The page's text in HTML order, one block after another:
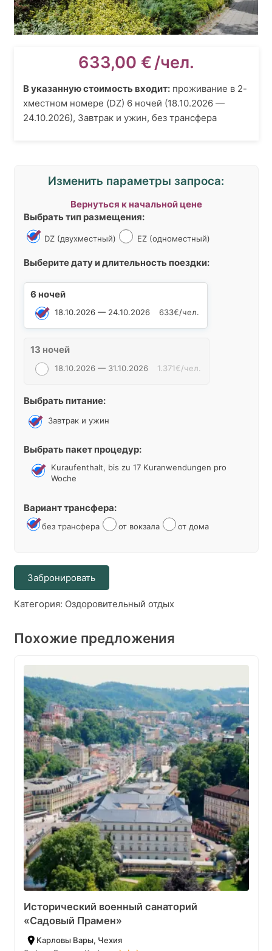
633,00 €/чел.
В указанную стоимость входит:проживание в 2-
хместном номере (DZ) 6 ночей (18.10.2026 —
24.10.2026), Завтрак и ужин, без трансфера
Изменить параметры запроса:
Вернуться к начальной цене
Выбрать тип размещения:
DZ (двухместный) EZ (одноместный)
Выберите дату и длительность поездки:
6 ночей
18.10.2026 — 24.10.2026 633€/чел.
13 ночей
18.10.2026 — 31.10.2026 1.371€/чел.
Выбрать питание:
Завтрак и ужин
Выбрать пакет процедур:
Kuraufenthalt, bis zu 17 Kuranwendungen pro
Woche
Вариант трансфера:
без трансфера от вокзала от дома
Забронировать
Alternative:
Категория: Оздоровительный отдых
Похожие предложения
Исторический военный санаторий
«Садовый Прамен»
Карловы Вары, Чехия